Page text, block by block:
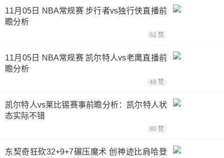
11月05日 NBA常规赛 步行者vs独行侠直播前
瞻分析
62 赞
11月05日 NBA常规赛 凯尔特人vs老鹰直播前
瞻分析
48 赞
凯尔特人vs莱比锡赛事前瞻分析：凯尔特人状
态实际不错
80 赞
东契奇狂砍32+9+7碾压魔术 创神迹比肩哈登